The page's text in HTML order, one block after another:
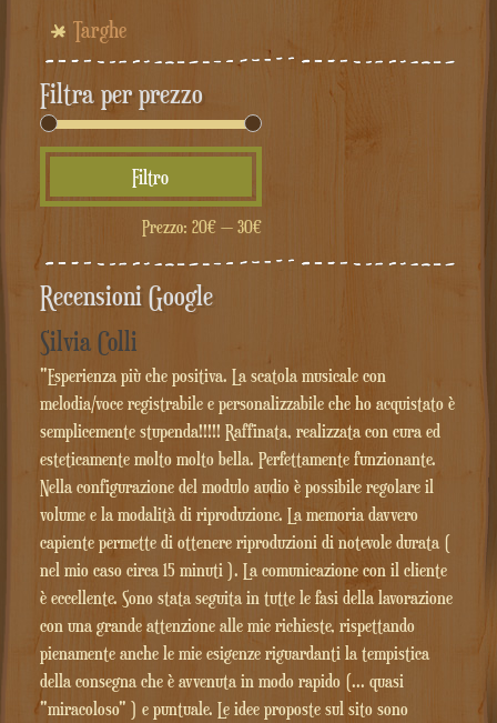
Targhe
Filtra per prezzo
Min
Max
Filtro
Prezzo: 20€— 30€
Recensioni Google
Silvia Colli
"Esperienza più che positiva. La scatola musicale con
melodia/voce registrabile e personalizzabile che ho acquistato è
semplicemente stupenda!!!!! Raffinata, realizzata con cura ed
esteticamente molto molto bella. Perfettamente funzionante.
Nella configurazione del modulo audio è possibile regolare il
volume e la modalità di riproduzione. La memoria davvero
capiente permette di ottenere riproduzioni di notevole durata (
nel mio caso circa 15 minuti ). La comunicazione con il cliente
è eccellente. Sono stata seguita in tutte le fasi della lavorazione
con una grande attenzione alle mie richieste, rispettando
pienamente anche le mie esigenze riguardanti la tempistica
della consegna che è avvenuta in modo rapido (... quasi
"miracoloso" ) e puntuale. Le idee proposte sul sito sono